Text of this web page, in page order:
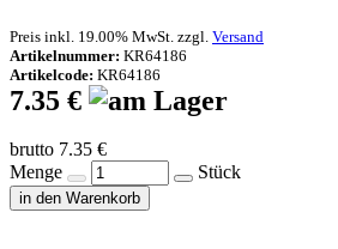
Preis inkl. 19.00% MwSt. zzgl. Versand
Artikelnummer: KR64186
Artikelcode: KR64186
7.35 €
brutto 7.35 €
Menge
Stück
in den Warenkorb